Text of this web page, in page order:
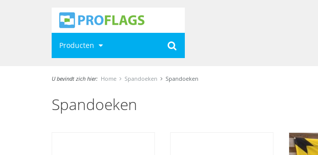
Producten
U bevindt zich hier: Home Spandoeken Spandoeken
Spandoeken